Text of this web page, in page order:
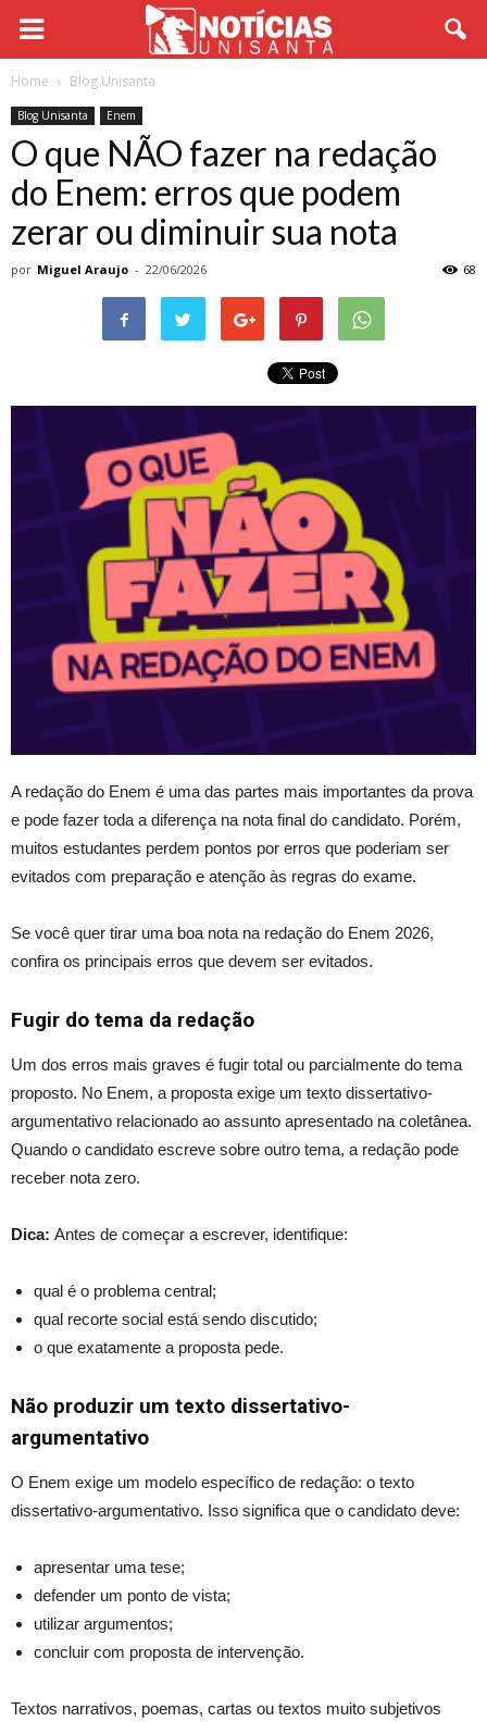
Home Blog Unisanta
Blog Unisanta Enem
O que NÃO fazer na redação
do Enem: erros que podem
zerar ou diminuir sua nota
por Miguel Araujo - 22/06/2026 68
A redação do Enem é uma das partes mais importantes da prova
e pode fazer toda a diferença na nota final do candidato. Porém,
muitos estudantes perdem pontos por erros que poderiam ser
evitados com preparação e atenção às regras do exame.
Se você quer tirar uma boa nota na redação do Enem 2026,
confira os principais erros que devem ser evitados.
Fugir do tema da redação
Um dos erros mais graves é fugir total ou parcialmente do tema
proposto. No Enem, a proposta exige um texto dissertativo-
argumentativo relacionado ao assunto apresentado na coletânea.
Quando o candidato escreve sobre outro tema, a redação pode
receber nota zero.
Dica: Antes de começar a escrever, identifique:
qual é o problema central;
qual recorte social está sendo discutido;
o que exatamente a proposta pede.
Não produzir um texto dissertativo-
argumentativo
O Enem exige um modelo específico de redação: o texto
dissertativo-argumentativo. Isso significa que o candidato deve:
apresentar uma tese;
defender um ponto de vista;
utilizar argumentos;
concluir com proposta de intervenção.
Textos narrativos, poemas, cartas ou textos muito subjetivos